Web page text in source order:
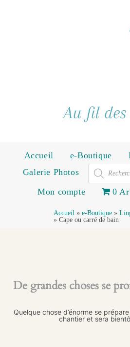
Au fil
Accueil e-Boutique
Galerie Photos
Mon compte
0
Accueil » e-Boutique »
» Cape ou carré de bain
De grandes choses se
Quelque chose d’énorme se
chantier et sera